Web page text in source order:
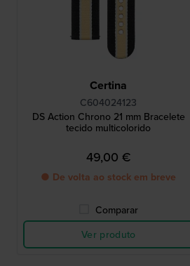
Certina
C604024123
DS Action Chrono 21 mm Bracelete
tecido multicolorido
49,00 €
● De volta ao stock em breve
Comparar
Ver produto